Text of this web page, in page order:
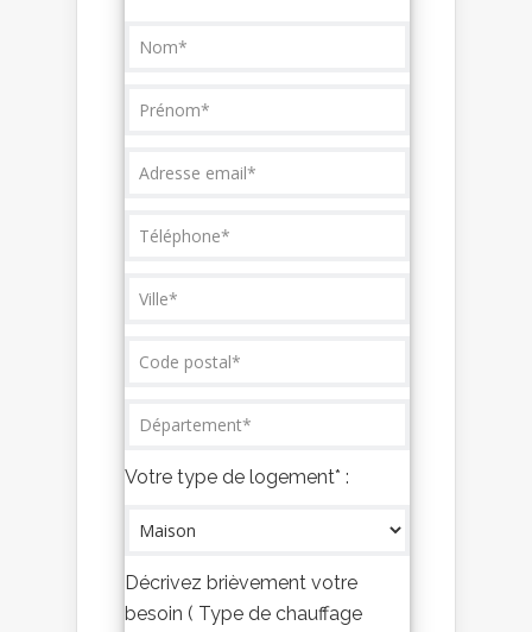
Votre type de logement* :
Décrivez brièvement votre
besoin ( Type de chauffage